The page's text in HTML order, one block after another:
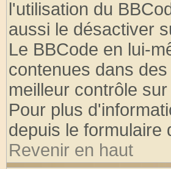
l'utilisation du
aussi le désactiver
Le BBCode en lui-
contenues dans
meilleur contrôle
Pour plus
depuis le formulaire
Revenir en haut